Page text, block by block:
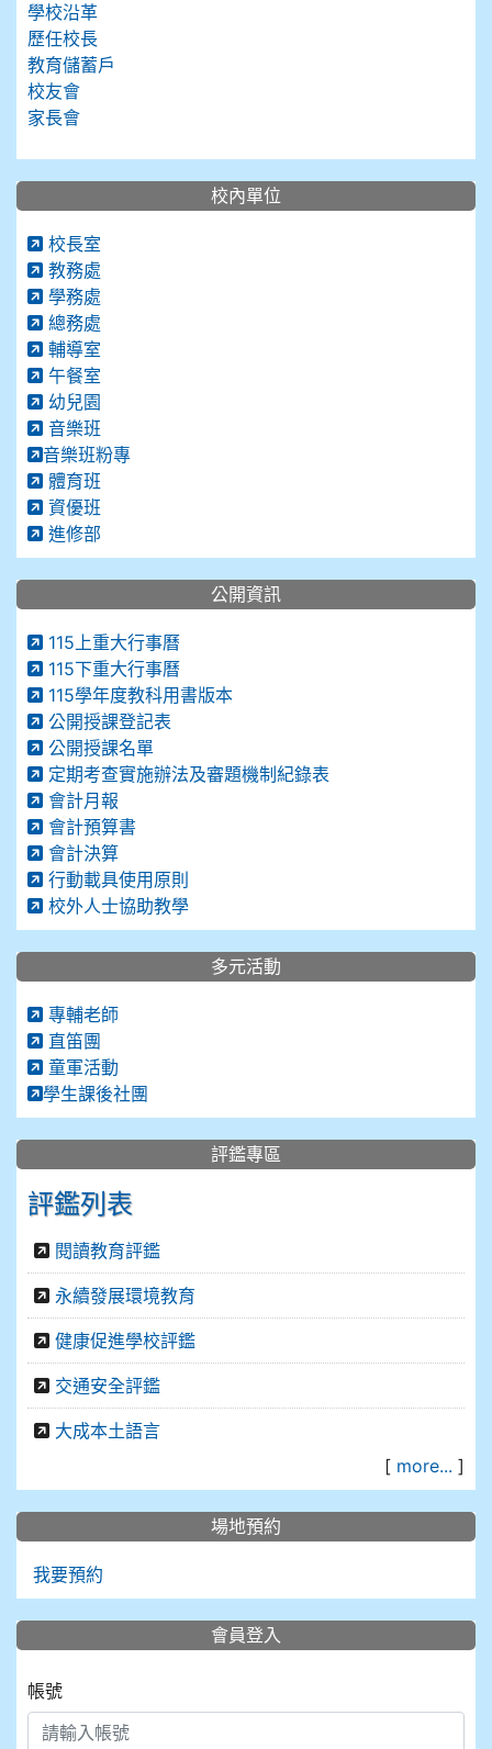
學校沿革
歷任校長
教育儲蓄戶
校友會
家長會
校內單位
校長室
教務處
學務處
總務處
輔導室
午餐室
幼兒園
音樂班
音樂班粉專
體育班
資優班
進修部
公開資訊
115上重大行事曆
115下重大行事曆
115學年度教科用書版本
公開授課登記表
公開授課名單
定期考查實施辦法及審題機制紀錄表
會計月報
會計預算書
會計決算
行動載具使用原則
校外人士協助教學
多元活動
專輔老師
直笛團
童軍活動
學生課後社團
評鑑專區
評鑑列表
閱讀教育評鑑
永續發展環境教育
健康促進學校評鑑
交通安全評鑑
大成本土語言
[ more... ]
場地預約
我要預約
會員登入
帳號